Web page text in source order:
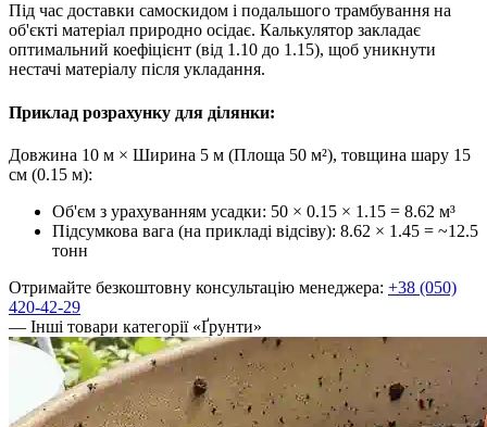
Під час доставки самоскидом і подальшого трамбування на
об'єкті матеріал природно осідає. Калькулятор закладає
оптимальний коефіцієнт (від 1.10 до 1.15), щоб уникнути
нестачі матеріалу після укладання.
Приклад розрахунку для ділянки:
Довжина 10 м × Ширина 5 м (Площа 50 м²), товщина шару 15
см (0.15 м):
Об'єм з урахуванням усадки: 50 × 0.15 × 1.15 = 8.62 м³
Підсумкова вага (на прикладі відсіву): 8.62 × 1.45 = ~12.5
тонн
Отримайте безкоштовну консультацію менеджера: +38 (050)
420-42-29
— Інші товари категорії «Ґрунти»